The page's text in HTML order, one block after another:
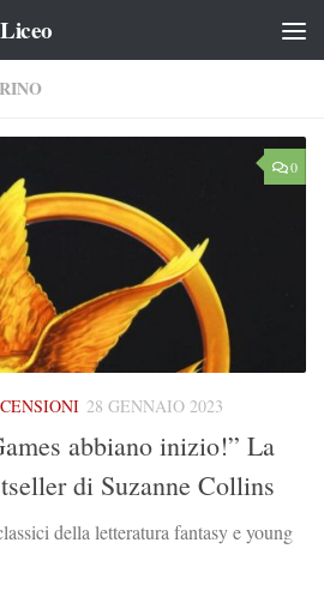
0
28 GENNAIO 2023
abbiano inizio!” La
di Suzanne Collins
della letteratura fantasy e young